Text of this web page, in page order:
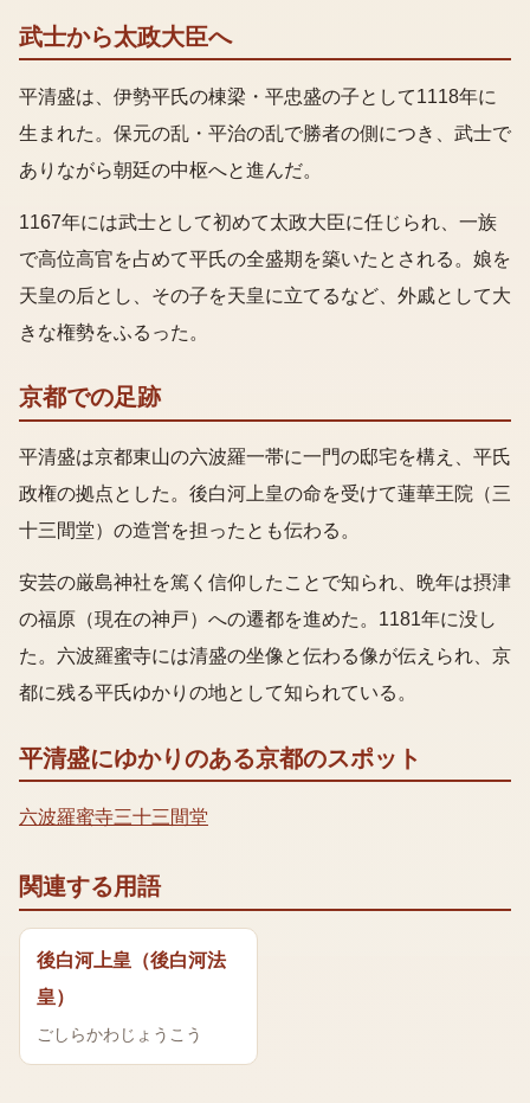
武士から太政大臣へ
平清盛は、伊勢平氏の棟梁・平忠盛の子として1118年に
生まれた。保元の乱・平治の乱で勝者の側につき、武士で
ありながら朝廷の中枢へと進んだ。
1167年には武士として初めて太政大臣に任じられ、一族
で高位高官を占めて平氏の全盛期を築いたとされる。娘を
天皇の后とし、その子を天皇に立てるなど、外戚として大
きな権勢をふるった。
京都での足跡
平清盛は京都東山の六波羅一帯に一門の邸宅を構え、平氏
政権の拠点とした。後白河上皇の命を受けて蓮華王院（三
十三間堂）の造営を担ったとも伝わる。
安芸の厳島神社を篤く信仰したことで知られ、晩年は摂津
の福原（現在の神戸）への遷都を進めた。1181年に没し
た。六波羅蜜寺には清盛の坐像と伝わる像が伝えられ、京
都に残る平氏ゆかりの地として知られている。
平清盛にゆかりのある京都のスポット
六波羅蜜寺三十三間堂
関連する用語
後白河上皇（後白河法
皇）
ごしらかわじょうこう